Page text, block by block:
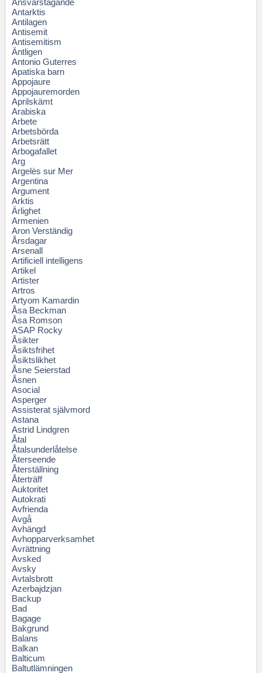
Ansvarstagande
Antarktis
Antilagen
Antisemit
Antisemitism
Äntligen
Antonio Guterres
Apatiska barn
Appojaure
Appojauremorden
Aprilskämt
Arabiska
Arbete
Arbetsbörda
Arbetsrätt
Arbogafallet
Arg
Argelès sur Mer
Argentina
Argument
Arktis
Ärlighet
Armenien
Aron Verständig
Årsdagar
Arsenall
Artificiell intelligens
Artikel
Artister
Artros
Artyom Kamardin
Åsa Beckman
Åsa Romson
ASAP Rocky
Åsikter
Åsiktsfrihet
Åsiktslikhet
Åsne Seierstad
Åsnen
Asocial
Asperger
Assisterat självmord
Astana
Astrid Lindgren
Åtal
Åtalsunderlåtelse
Återseende
Återställning
Återträff
Auktoritet
Autokrati
Avfrienda
Avgå
Avhängd
Avhopparverksamhet
Avrättning
Avsked
Avsky
Avtalsbrott
Azerbajdzjan
Backup
Bad
Bagage
Bakgrund
Balans
Balkan
Balticum
Baltutlämningen